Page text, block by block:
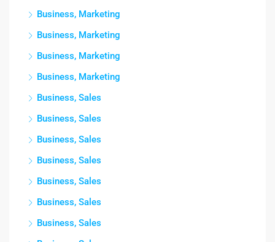
Business, Marketing
Business, Marketing
Business, Marketing
Business, Marketing
Business, Sales
Business, Sales
Business, Sales
Business, Sales
Business, Sales
Business, Sales
Business, Sales